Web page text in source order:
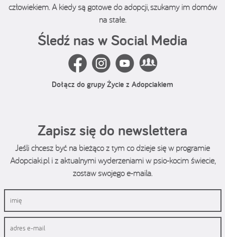
człowiekiem. A kiedy są gotowe do adopcji, szukamy im domów
na stałe.
Śledź nas w Social Media
Dołącz do grupy Życie z Adopciakiem
Zapisz się do newslettera
Jeśli chcesz być na bieżąco z tym co dzieje się w programie
Adopciaki.pl i z aktualnymi wyderzeniami w psio-kocim świecie,
zostaw swojego e-maila.